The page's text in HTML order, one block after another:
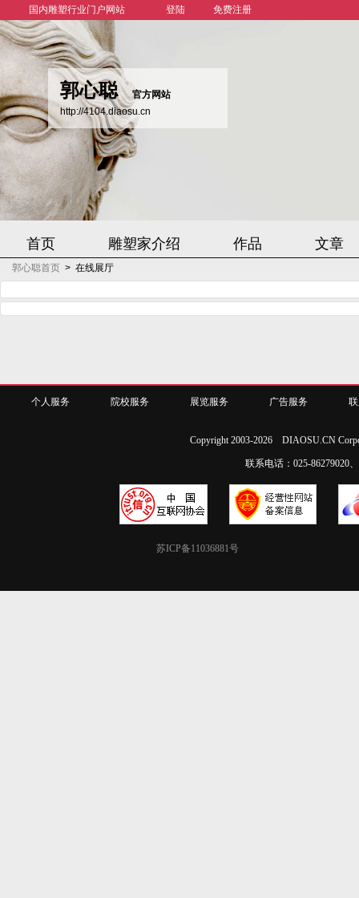
国内雕塑行业门户网站 登陆 免费注册
郭心聪
官方网站
http://4104.diaosu.cn
首页 雕塑家介绍 作品 文章
郭心聪首页 > 在线展厅
个人服务 院校服务 展览服务 广告服务
Copyright 2003-2026 DIAOSU.CN
联系电话：025-86279020
苏ICP备11036881号